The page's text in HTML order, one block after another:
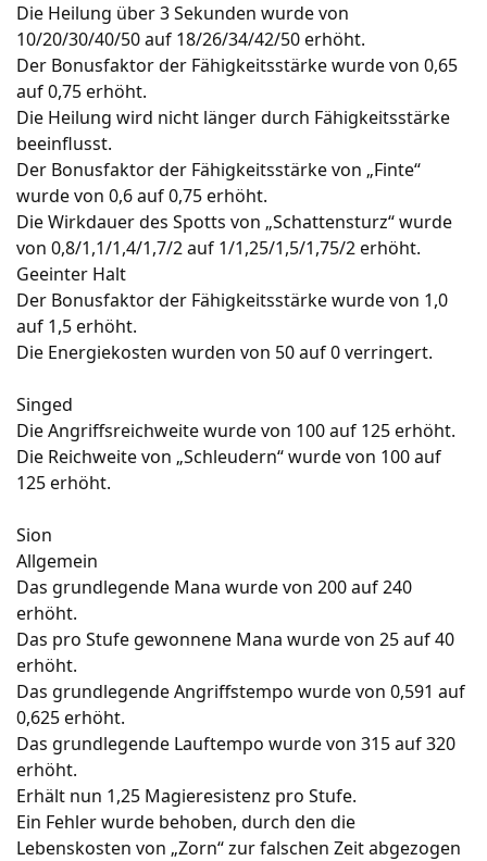
Die Heilung über 3 Sekunden wurde von
10/20/30/40/50 auf 18/26/34/42/50 erhöht.
Der Bonusfaktor der Fähigkeitsstärke wurde von 0,65
auf 0,75 erhöht.
Die Heilung wird nicht länger durch Fähigkeitsstärke
beeinflusst.
Der Bonusfaktor der Fähigkeitsstärke von „Finte“
wurde von 0,6 auf 0,75 erhöht.
Die Wirkdauer des Spotts von „Schattensturz“ wurde
von 0,8/1,1/1,4/1,7/2 auf 1/1,25/1,5/1,75/2 erhöht.
Geeinter Halt
Der Bonusfaktor der Fähigkeitsstärke wurde von 1,0
auf 1,5 erhöht.
Die Energiekosten wurden von 50 auf 0 verringert.
Singed
Die Angriffsreichweite wurde von 100 auf 125 erhöht.
Die Reichweite von „Schleudern“ wurde von 100 auf
125 erhöht.
Sion
Allgemein
Das grundlegende Mana wurde von 200 auf 240
erhöht.
Das pro Stufe gewonnene Mana wurde von 25 auf 40
erhöht.
Das grundlegende Angriffstempo wurde von 0,591 auf
0,625 erhöht.
Das grundlegende Lauftempo wurde von 315 auf 320
erhöht.
Erhält nun 1,25 Magieresistenz pro Stufe.
Ein Fehler wurde behoben, durch den die
Lebenskosten von „Zorn“ zur falschen Zeit abgezogen